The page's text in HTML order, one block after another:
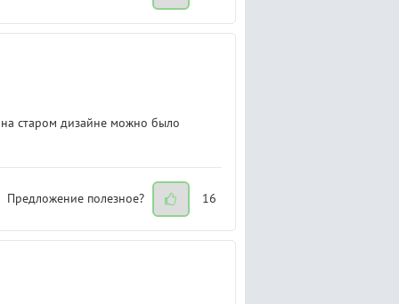
старом дизайне можно было
Предложение полезное? 16